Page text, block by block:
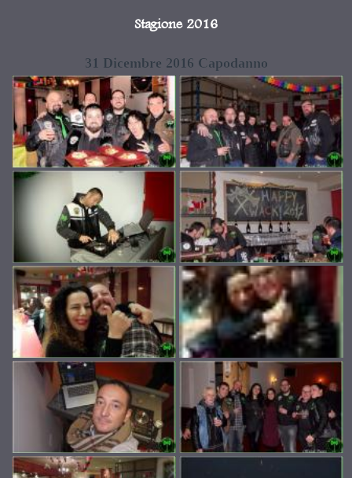
Stagione 2016
31 Dicembre 2016 Capodanno